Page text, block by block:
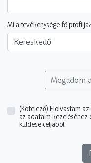
Mi a tevékenysége fő profilja?
Kereskedő
Megadom
(Kötelező) Elolvastam
az adataim kezeléséhez
küldése céljából.